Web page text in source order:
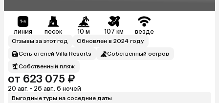
линия песок 10 м 107 км везде
Отзывы за этот год
Обновлен в 2024 году
Сеть отелей Villa Resorts
Собственный остров
Собственный пляж
от 623 075 ₽
20 авг. - 26 авг., 6 ночей
Выгодные туры на соседние даты